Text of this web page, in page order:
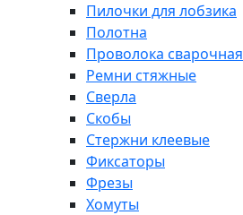
Пилочки для лобзика
Полотна
Проволока сварочная
Ремни стяжные
Сверла
Скобы
Стержни клеевые
Фиксаторы
Фрезы
Хомуты